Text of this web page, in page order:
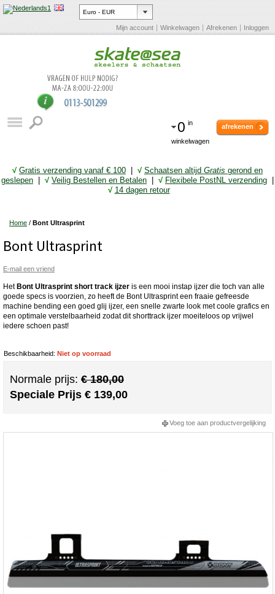
Mijn account Winkelwagen Afrekenen Inloggen
0 in
winkelwagen
afrekenen
√ Gratis verzending vanaf € 100 √ Schaatsen altijd Gratis gerond en
geslepen
√ Veilig Bestellen en Betalen √ Flexibele PostNL verzending
√ 14 dagen retour
Home / Bont Ultrasprint
Bont Ultrasprint
E-mail een vriend
HetBont Ultrasprint short track ijzer is een mooi instap ijzer die toch van alle
goede specs is voorzien, zo heeft de Bont Ultrasprint een fraaie gefreesde
machine bending een goed glij ijzer, een snelle zwarte look met coole grafics en
een optimale verstelbaarheid zodat dit shorttrack ijzer moeiteloos op vrijwel
iedere schoen past!
Beschikbaarheid: Niet op voorraad
Normale prijs: € 180,00
Speciale Prijs € 139,00
Voeg toe aan productvergelijking